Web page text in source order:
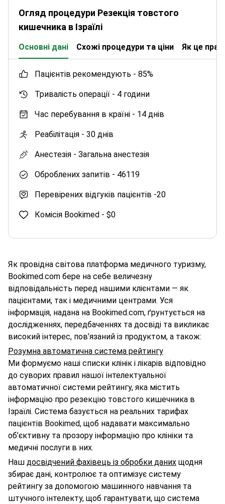
Огляд процедури Резекція товстого
кишечника в Ізраїлі
Основні дані Схожі процедури та ціни Як це
пацієнтів рекомендують - 85%
Тривалість операції - 4 години
Час перебування в країні - 14 днів
Реабілітація - 30 днів
Анестезія - Загальна анестезія
Оброблених запитів - 46119
Перевірених відгуків пацієнтів -20
Комісія Bookimed - $0
Як провідна світова платформа медичного туризму,
Bookimed.com бере на себе величезну
відповідальність перед нашими клієнтами — як
пацієнтами, так і медичними центрами. Уся
інформація, надана на Bookimed.com, ґрунтується на
дослідженнях, передбаченнях та досвіді та викликає
високий інтерес, пов’язаний із продуктом, а також:
Розумна автоматична система рейтингу
Ми формуємо наші списки клінік і лікарів відповідно
до суворих правил нашої інтелектуальної
автоматичної системи рейтингу, яка містить
інформацію про резекцію товстого кишечника в
Ізраїлі. Система базується на реальних тарифах
пацієнтів Bookimed, щоб надавати максимально
об’єктивну та прозору інформацію про клініки та
медичні послуги в них.
Наш досвідчений фахівець із обробки даних щодня
збирає дані, контролює та оптимізує систему
рейтингу за допомогою машинного навчання та
штучного інтелекту, щоб гарантувати, що система